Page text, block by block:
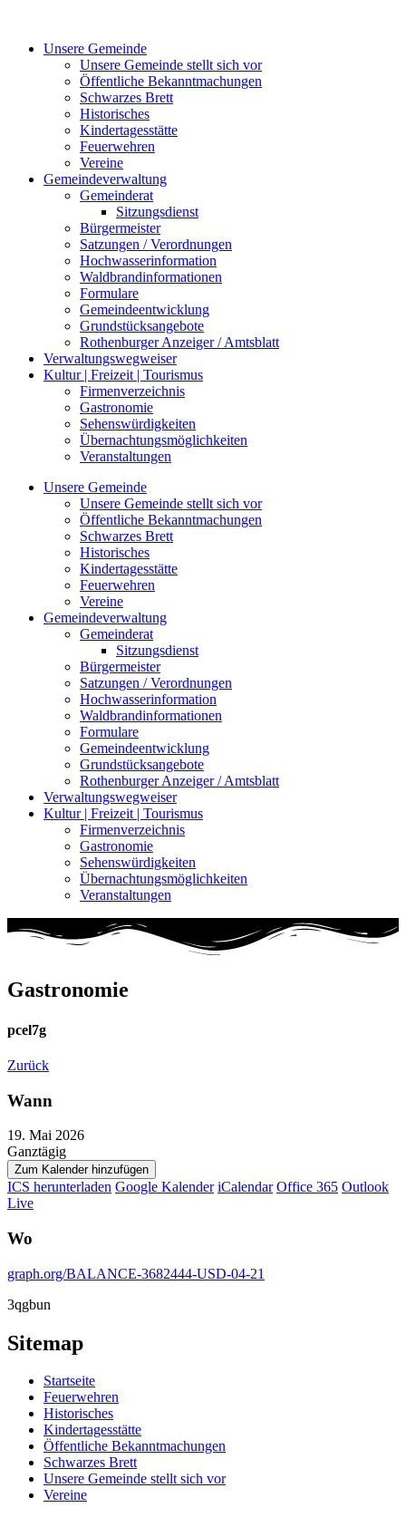
Unsere Gemeinde
Unsere Gemeinde stellt sich vor
Öffentliche Bekanntmachungen
Schwarzes Brett
Historisches
Kindertagesstätte
Feuerwehren
Vereine
Gemeindeverwaltung
Gemeinderat
Sitzungsdienst
Bürgermeister
Satzungen / Verordnungen
Hochwasserinformation
Waldbrandinformationen
Formulare
Gemeindeentwicklung
Grundstücksangebote
Rothenburger Anzeiger / Amtsblatt
Verwaltungswegweiser
Kultur | Freizeit | Tourismus
Firmenverzeichnis
Gastronomie
Sehenswürdigkeiten
Übernachtungsmöglichkeiten
Veranstaltungen
Unsere Gemeinde
Unsere Gemeinde stellt sich vor
Öffentliche Bekanntmachungen
Schwarzes Brett
Historisches
Kindertagesstätte
Feuerwehren
Vereine
Gemeindeverwaltung
Gemeinderat
Sitzungsdienst
Bürgermeister
Satzungen / Verordnungen
Hochwasserinformation
Waldbrandinformationen
Formulare
Gemeindeentwicklung
Grundstücksangebote
Rothenburger Anzeiger / Amtsblatt
Verwaltungswegweiser
Kultur | Freizeit | Tourismus
Firmenverzeichnis
Gastronomie
Sehenswürdigkeiten
Übernachtungsmöglichkeiten
Veranstaltungen
Gastronomie
pcel7g
Zurück
Wann
19. Mai 2026
Ganztägig
Zum Kalender hinzufügen
ICS herunterladen Google Kalender iCalendar Office 365 Outlook
Live
Wo
graph.org/BALANCE-3682444-USD-04-21
3qgbun
Sitemap
Startseite
Feuerwehren
Historisches
Kindertagesstätte
Öffentliche Bekanntmachungen
Schwarzes Brett
Unsere Gemeinde stellt sich vor
Vereine